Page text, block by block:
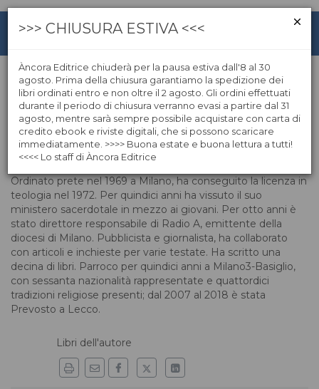
Franco Cecchin
Franco Cecchin, di origine veneta, è nato il 2 febbraio del
1943 a Castel­lucchio Mantovano e ha trascorso la
Ordinato prete nel 1969 a Milano, ha conseguito la licenza in
teologia nel 1972. Per quindici anni ha vissuto il suo
ministero sacerdotale in mezzo ai giovani. Per otto anni è
stato direttore responsabile di Radio A, emittente della
diocesi di Milano. Pubblicista e giornalista, ha collaborato
con articoli e inchieste per varie testate. Ha scritto una
decina di libri. Parroco per quindici anni a Milano3-­Basiglio,
con sessanta nazionalità rappresentate e quattordici
tradizioni religiose presenti; dal 2007 al 2018 è stata
Prevosto a Lecco.
Libri dell'autore
>>> CHIUSURA ESTIVA <<<
Àncora Editrice chiuderà per la pausa estiva dall'8 al 30
agosto. Prima della chiusura garantiamo la spedizione dei
libri ordinati entro e non oltre il 2 agosto. Gli ordini effettuati
durante il periodo di chiusura verranno evasi a partire dal 31
agosto, mentre sarà sempre possibile acquistare con carta di
credito ebook e riviste digitali, che si possono scaricare
immediatamente. >>>> Buona estate e buona lettura a tutti!
<<<< Lo staff di Àncora Editrice